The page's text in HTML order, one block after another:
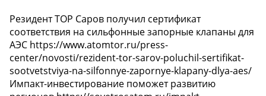
Резидент ТОР Саров получил сертификат
соответствия на сильфонные запорные клапаны для
АЭС https://www.atomtor.ru/press-
center/novosti/rezident-tor-sarov-poluchil-sertifikat-
sootvetstviya-na-silfonnye-zapornye-klapany-dlya-aes/
Импакт-инвестирование поможет развитию